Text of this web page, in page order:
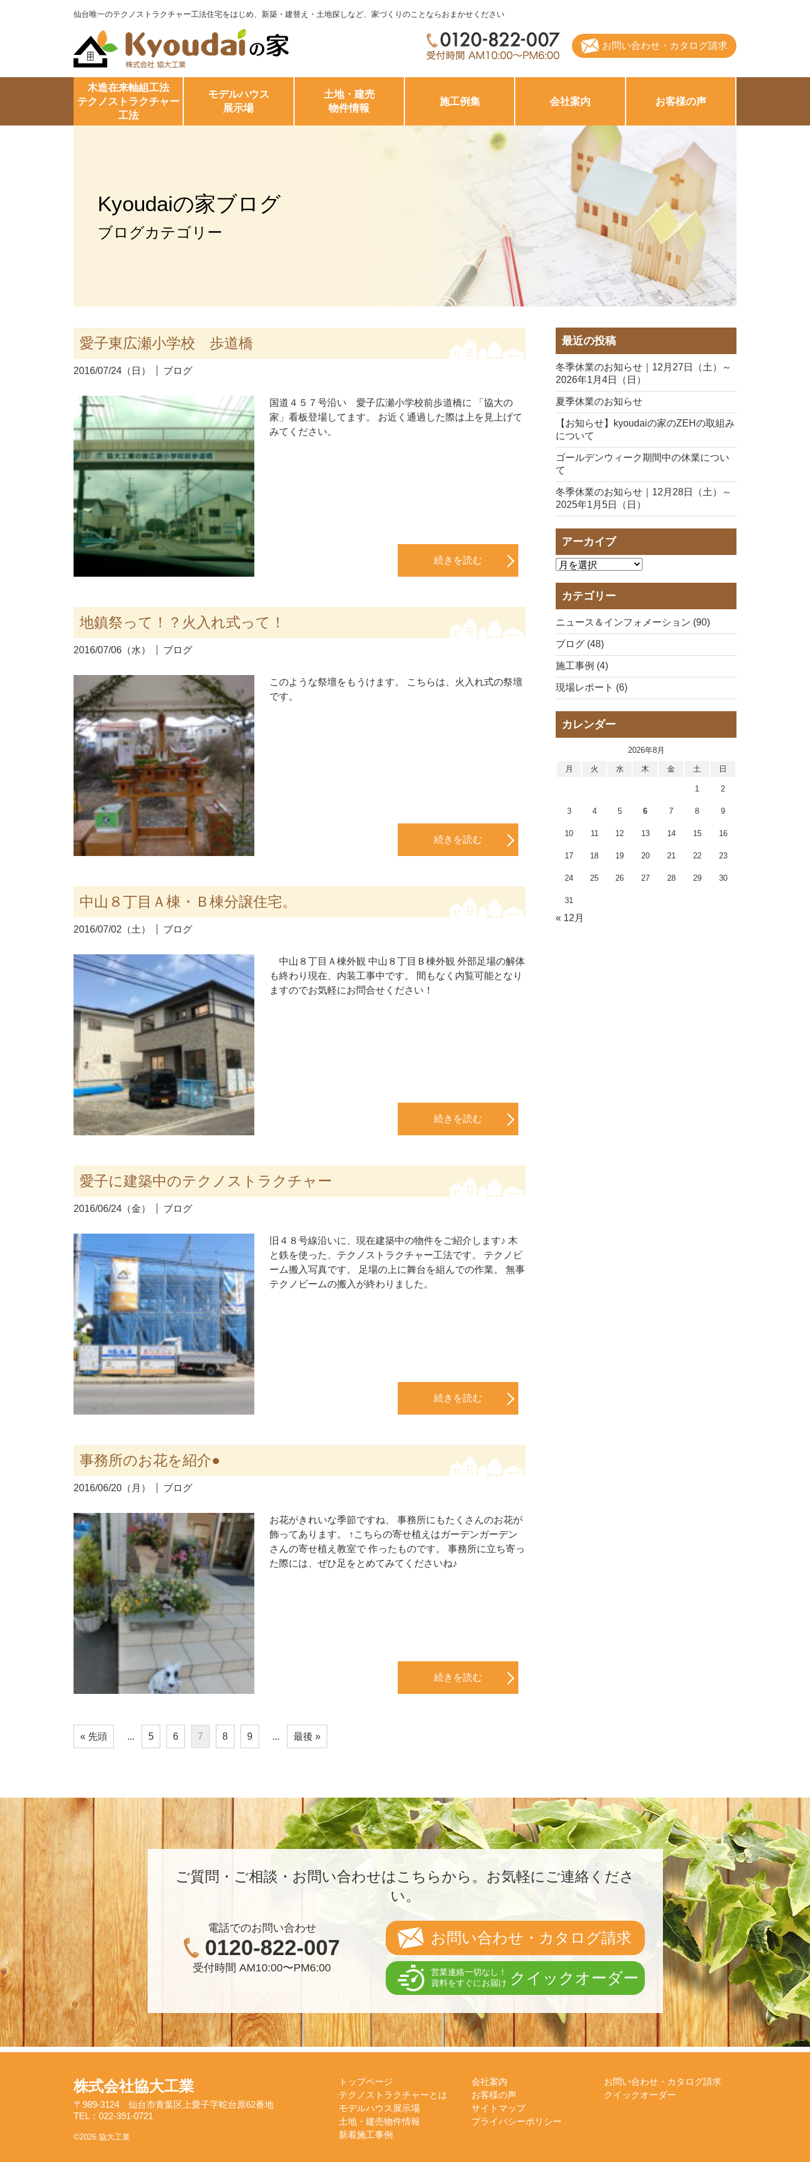
仙台唯一のテクノストラクチャー工法住宅をはじめ、新築・建替え・土地探しなど、家づくりのことならおまかせください
お問い合わせ・カタログ請求
木造在来軸組工法
テクノストラクチャー
工法
モデルハウス
展示場
土地・建売
物件情報
施工例集 会社案内 お客様の声
Kyoudaiの家ブログ
ブログカテゴリー
愛子東広瀬小学校 歩道橋
2016/07/24（日） ブログ
国道４５７号沿い 愛子広瀬小学校前歩道橋に 「協大の
家」看板登場してます。 お近く通過した際は上を見上げて
みてください。
続きを読む
地鎮祭って！？火入れ式って！
2016/07/06（水） ブログ
このような祭壇をもうけます。 こちらは、火入れ式の祭壇
です。
続きを読む
中山８丁目Ａ棟・Ｂ棟分譲住宅。
2016/07/02（土） ブログ
中山８丁目Ａ棟外観 中山８丁目Ｂ棟外観 外部足場の解体
も終わり現在、内装工事中です。 間もなく内覧可能となり
ますのでお気軽にお問合せください！
続きを読む
愛子に建築中のテクノストラクチャー
2016/06/24（金） ブログ
旧４８号線沿いに、現在建築中の物件をご紹介します♪ 木
と鉄を使った、テクノストラクチャー工法です。 テクノビ
ーム搬入写真です。 足場の上に舞台を組んでの作業。 無事
テクノビームの搬入が終わりました。
続きを読む
事務所のお花を紹介●
2016/06/20（月） ブログ
お花がきれいな季節ですね、 事務所にもたくさんのお花が
飾ってあります。 ↑こちらの寄せ植えはガーデンガーデン
さんの寄せ植え教室で 作ったものです。 事務所に立ち寄っ
た際には、ぜひ足をとめてみてくださいね♪
続きを読む
« 先頭 ... 5 6 7 8 9 ... 最後 »
最近の投稿
冬季休業のお知らせ｜12月27日（土）～
2026年1月4日（日）
夏季休業のお知らせ
【お知らせ】kyoudaiの家のZEHの取組み
について
ゴールデンウィーク期間中の休業につい
て
冬季休業のお知らせ｜12月28日（土）～
2025年1月5日（日）
アーカイブ
カテゴリー
ニュース＆インフォメーション (90)
ブログ (48)
施工事例 (4)
現場レポート (6)
カレンダー
2026年8月
月 火 水 木 金 土 日
1 2
3 4 5 6 7 8 9
10 11 12 13 14 15 16
17 18 19 20 21 22 23
24 25 26 27 28 29 30
31
« 12月
ご質問・ご相談・お問い合わせはこちらから。 お気軽にご連絡くださ
い。
電話でのお問い合わせ
0120-822-007
受付時間 AM10:00〜PM6:00
お問い合わせ・カタログ請求
営業連絡一切なし！
資料をすぐにお届け クイックオーダー
株式会社協大工業
〒989-3124 仙台市青葉区上愛子字蛇台原62番地
TEL：022-391-0721
©2026.協大工業
トップページ
テクノストラクチャーとは
モデルハウス展示場
土地・建売物件情報
新着施工事例
会社案内
お客様の声
サイトマップ
プライバシーポリシー
お問い合わせ・カタログ請求
クイックオーダー